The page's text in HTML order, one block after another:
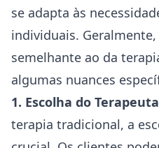
se adapta às
individuais.
semelhante ao da
algumas nuances
1. Escolha do
terapia tradicional, a